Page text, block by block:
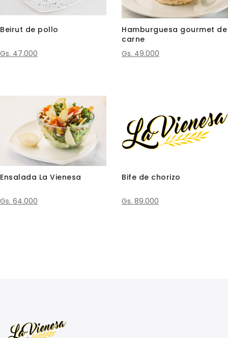
Beirut de pollo
Gs. 47.000
Hamburguesa gourmet de
carne
Gs. 49.000
Ensalada La Vienesa
Gs. 64.000
Bife de chorizo
Gs. 89.000